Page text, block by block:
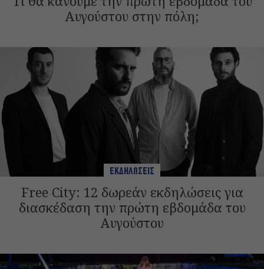
Αυγούστου στην πόλη;
ΕΚΔΗΛΩΣΕΙΣ
Free City: 12 δωρεάν εκδηλώσεις για
διασκέδαση την πρώτη εβδομάδα του
Αυγούστου